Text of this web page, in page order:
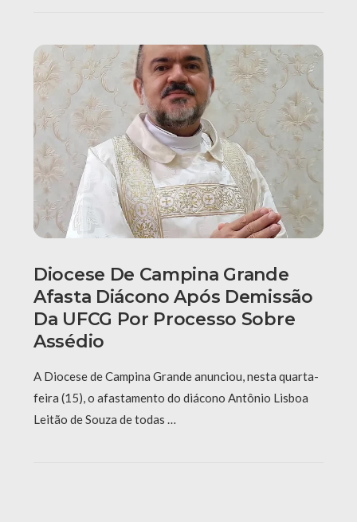
Diocese De Campina Grande
Afasta Diácono Após Demissão
Da UFCG Por Processo Sobre
Assédio
A Diocese de Campina Grande anunciou, nesta quarta-
feira (15), o afastamento do diácono Antônio Lisboa
Leitão de Souza de todas …